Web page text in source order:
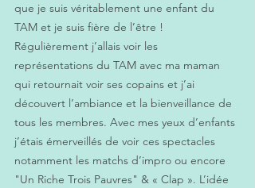
que je suis véritablement une enfant du
TAM et je suis fière de l’être !
Régulièrement j’allais voir les
représentations du TAM avec ma maman
qui retournait voir ses copains et j’ai
découvert l’ambiance et la bienveillance de
tous les membres. Avec mes yeux d’enfants
j’étais émerveillés de voir ces spectacles
notamment les matchs d’impro ou encore
"Un Riche Trois Pauvres" & « Clap ». L’idée